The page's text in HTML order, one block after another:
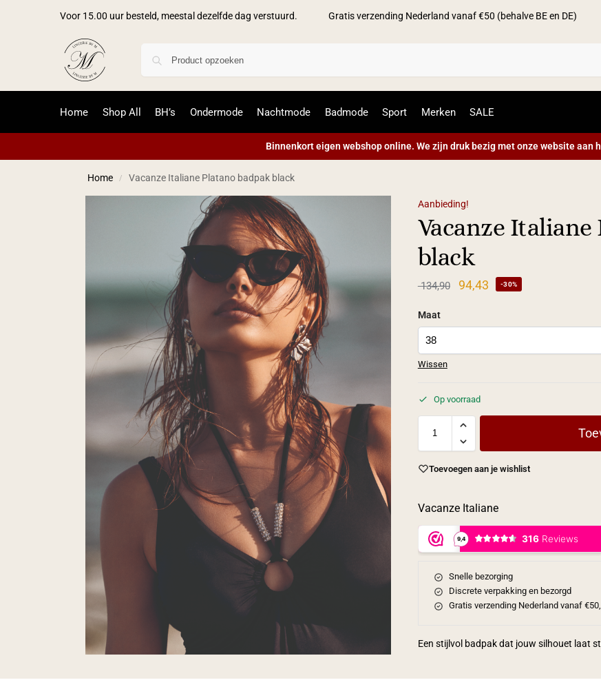
Voor 15.00 uur besteld, meestal dezelfde dag verstuurd. Gratis verzending Nederland vanaf €50 (behalve BE en DE)
Home Shop All BH’s Ondermode Nachtmode Badmode Sport Merken SALE
Binnenkort eigen webshop online. We zijn druk bezig met onze website aan
Home / Vacanze Italiane Platano badpak black
Aanbieding!
Vacanze
black
134,90 94,43 -30%
Maat
Wissen
Op voorraad
Toevoegen aan je wishlist
Vacanze Italiane
Snelle bezorging
Discrete verpakking en bezorgd
Gratis verzending Nederland vanaf
Een stijlvol badpak dat jouw silhouet laat